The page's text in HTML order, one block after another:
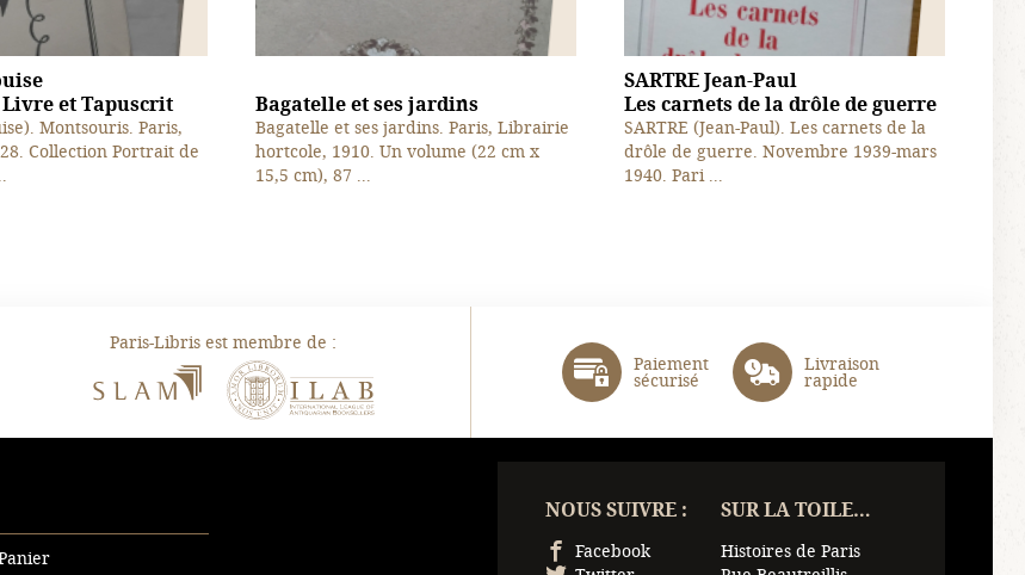
et Tapuscrit
Montsouris. Paris,
Collection Portrait de
Bagatelle et ses jardins
Bagatelle et ses jardins. Paris, Librairie
hortcole, 1910. Un volume (22 cm x
15,5 cm), 87 ...
SARTRE Jean-Paul
Les carnets de la drôle de guerre
SARTRE (Jean-Paul). Les carnets de la
drôle de guerre. Novembre 1939-mars
1940. Pari ...
Paris-Libris est membre de :
SLAM Paiement
sécurisé
Livraison
rapide
NOUS SUIVRE :
Facebook
SUR LA TOILE…
Histoires de Paris